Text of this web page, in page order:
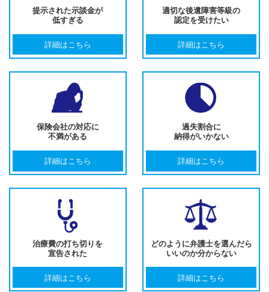
提示された示談金が
低すぎる
詳細はこちら
適切な後遺障害等級の
認定を受けたい
詳細はこちら
保険会社の対応に
不満がある
詳細はこちら
過失割合に
納得がいかない
詳細はこちら
治療費の打ち切りを
宣告された
詳細はこちら
どのように弁護士を選んだら
いいのか分からない
詳細はこちら